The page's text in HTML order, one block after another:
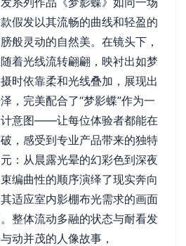
假发以其流畅的曲线和轻盈的
般灵动的自然美。在镜头下，
着光线流转翩翩，映衬出如梦
时依靠柔和光线叠加，展现出
，完美配合了“梦影蝶”作为一
意图——让每位体验者都能在
，感受到专业产品带来的独特
：从晨露光晕的幻彩色到深夜
编曲性的顺序演绎了现实奔向
适应室内影棚布光需求的画面
整体流动多融的状态与耐看发
动并茂的人像故事，